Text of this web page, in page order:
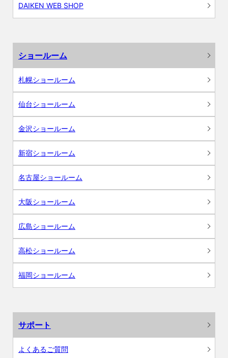
DAIKEN WEB SHOP
ショールーム
札幌ショールーム
仙台ショールーム
金沢ショールーム
新宿ショールーム
名古屋ショールーム
大阪ショールーム
広島ショールーム
高松ショールーム
福岡ショールーム
サポート
よくあるご質問